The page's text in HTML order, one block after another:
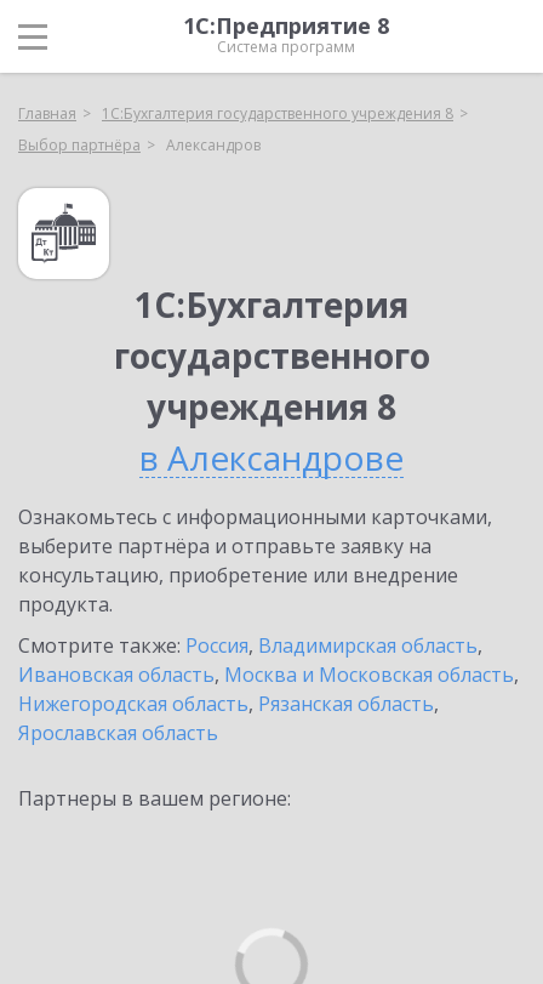
1С:Предприятие 8
Система программ
Главная
1С:Бухгалтерия государственного учреждения 8
Выбор партнёра
Александров
1С:Бухгалтерия
государственного
учреждения 8
в Александрове
Ознакомьтесь с информационными карточками,
выберите партнёра и отправьте заявку на
консультацию, приобретение или внедрение
продукта.
Смотрите также: Россия, Владимирская область,
Ивановская область, Москва и Московская область,
Нижегородская область, Рязанская область,
Ярославская область
Партнеры в вашем регионе: